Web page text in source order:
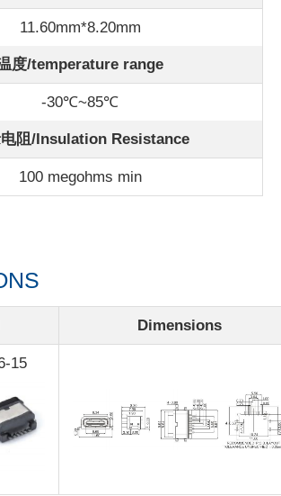
11.60mm*8.20mm
度/temperature range
-30℃~85℃
阻/Insulation Resistance
100 megohms min
Dimensions
15